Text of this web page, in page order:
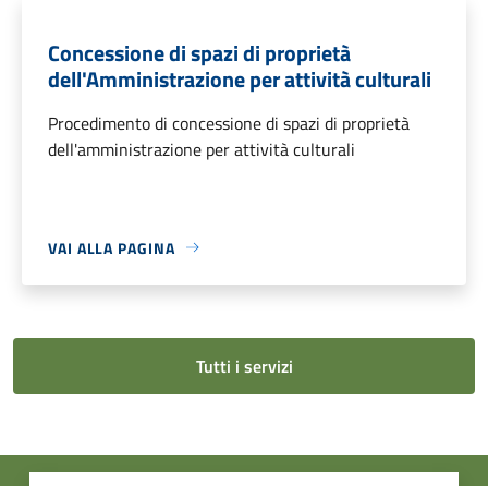
Concessione di spazi di proprietà
dell'Amministrazione per attività culturali
Procedimento di concessione di spazi di proprietà
dell'amministrazione per attività culturali
VAI ALLA PAGINA
Tutti i servizi